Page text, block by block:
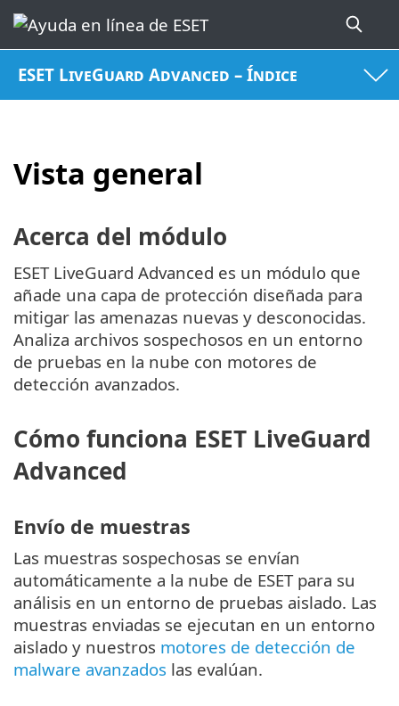
ESET LiveGuard Advanced – Índice
Vista general
Acerca del módulo
ESET LiveGuard Advanced es un módulo que
añade una capa de protección diseñada para
mitigar las amenazas nuevas y desconocidas.
Analiza archivos sospechosos en un entorno
de pruebas en la nube con motores de
detección avanzados.
Cómo funciona ESET LiveGuard
Advanced
Envío de muestras
Las muestras sospechosas se envían
automáticamente a la nube de ESET para su
análisis en un entorno de pruebas aislado. Las
muestras enviadas se ejecutan en un entorno
aislado y nuestros motores de detección de
malware avanzados las evalúan.